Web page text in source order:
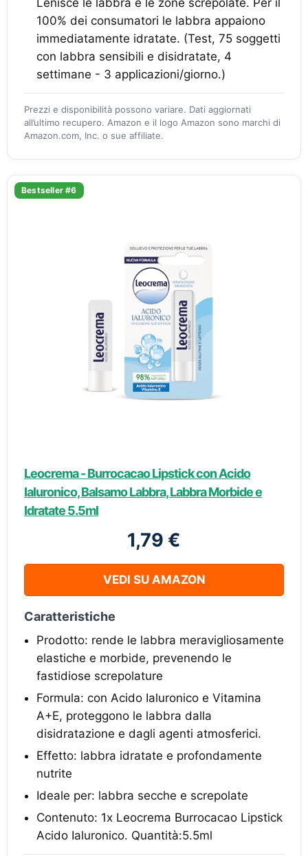
Lenisce le labbra e le zone screpolate. Per il
100% dei consumatori le labbra appaiono
immediatamente idratate. (Test, 75 soggetti
con labbra sensibili e disidratate, 4
settimane - 3 applicazioni/giorno.)
Prezzi e disponibilità possono variare. Dati aggiornati
all’ultimo recupero. Amazon e il logo Amazon sono marchi di
Amazon.com, Inc. o sue affiliate.
Bestseller #6
Leocrema - Burrocacao Lipstick con Acido
Ialuronico, Balsamo Labbra, Labbra Morbide e
Idratate 5.5ml
1,79 €
VEDI SU AMAZON
Caratteristiche
Prodotto: rende le labbra meravigliosamente
elastiche e morbide, prevenendo le
fastidiose screpolature
Formula: con Acido Ialuronico e Vitamina
A+E, proteggono le labbra dalla
disidratazione e dagli agenti atmosferici.
Effetto: labbra idratate e profondamente
nutrite
Ideale per: labbra secche e screpolate
Contenuto: 1x Leocrema Burrocacao Lipstick
Acido Ialuronico. Quantità:5.5ml